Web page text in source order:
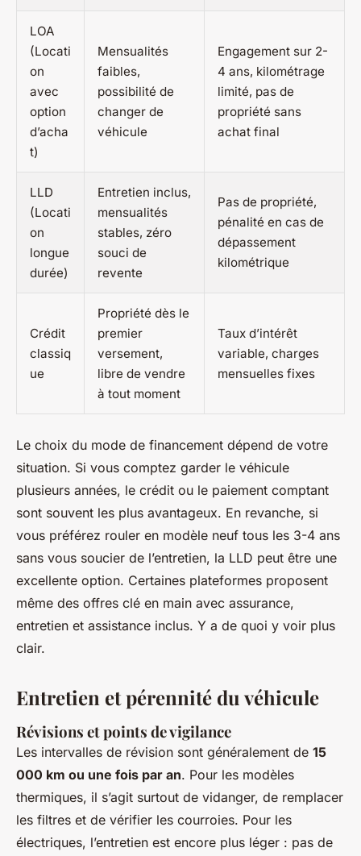
LOA
(Locati
on
avec
option
d’acha
t)
Mensualités
faibles,
possibilité de
changer de
véhicule
Engagement sur 2-
4 ans, kilométrage
limité, pas de
propriété sans
achat final
LLD
(Locati
on
longue
durée)
Entretien inclus,
mensualités
stables, zéro
souci de
revente
Pas de propriété,
pénalité en cas de
dépassement
kilométrique
Crédit
classiq
ue
Propriété dès le
premier
versement,
libre de vendre
à tout moment
Taux d’intérêt
variable, charges
mensuelles fixes
Le choix du mode de financement dépend de votre
situation. Si vous comptez garder le véhicule
plusieurs années, le crédit ou le paiement comptant
sont souvent les plus avantageux. En revanche, si
vous préférez rouler en modèle neuf tous les 3-4 ans
sans vous soucier de l’entretien, la LLD peut être une
excellente option. Certaines plateformes proposent
même des offres clé en main avec assurance,
entretien et assistance inclus. Y a de quoi y voir plus
clair.
Entretien et pérennité du véhicule
Révisions et points de vigilance
Les intervalles de révision sont généralement de 15
000 km ou une fois par an. Pour les modèles
thermiques, il s’agit surtout de vidanger, de remplacer
les filtres et de vérifier les courroies. Pour les
électriques, l’entretien est encore plus léger : pas de